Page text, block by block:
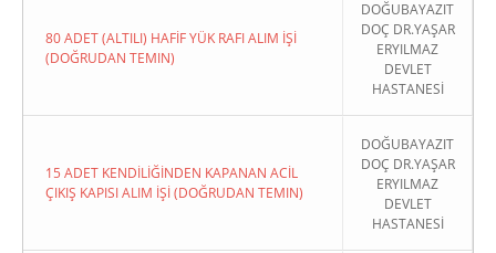
80 ADET (ALTILI) HAFİF YÜK RAFI ALIM İŞİ
(DOĞRUDAN TEMIN)
DOĞUBAYAZIT
DOÇ DR.YAŞAR
ERYILMAZ
DEVLET
HASTANESİ
15 ADET KENDİLİĞİNDEN KAPANAN ACİL
ÇIKIŞ KAPISI ALIM İŞİ (DOĞRUDAN TEMIN)
DOĞUBAYAZIT
DOÇ DR.YAŞAR
ERYILMAZ
DEVLET
HASTANESİ